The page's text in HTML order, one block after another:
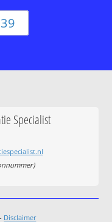
Specialist
Disclaimer